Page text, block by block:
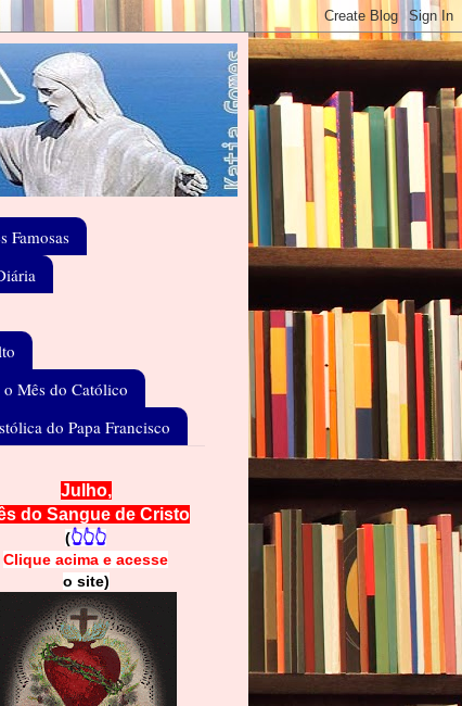
Famosas
o Mês do Católico
do Papa Francisco
Julho,
do Sangue de Cristo
(👆👆👆
Clique acima e acesse
o site)